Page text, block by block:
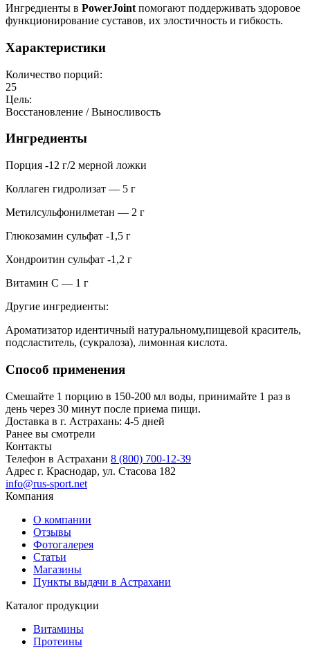
Ингредиенты в PowerJoint помогают поддерживать здоровое
функционирование суставов, их элостичность и гибкость.
Характеристики
Количество порций:
25
Цель:
Восстановление / Выносливость
Ингредиенты
Порция -12 г/2 мерной ложки
Коллаген гидролизат — 5 г
Метилсульфонилметан — 2 г
Глюкозамин сульфат -1,5 г
Хондроитин сульфат -1,2 г
Витамин С — 1 г
Другие ингредиенты:
Ароматизатор идентичный натуральному,пищевой краситель,
подсластитель, (сукралоза), лимонная кислота.
Способ применения
Смешайте 1 порцию в 150-200 мл воды, принимайте 1 раз в
день через 30 минут после приема пищи.
Доставка в г. Астрахань: 4-5 дней
Ранее вы смотрели
Контакты
Телефон в Астрахани 8 (800) 700-12-39
Адрес г. Краснодар, ул. Стасова 182
info@rus-sport.net
Компания
О компании
Отзывы
Фотогалерея
Статьи
Магазины
Пункты выдачи в Астрахани
Каталог продукции
Витамины
Протеины